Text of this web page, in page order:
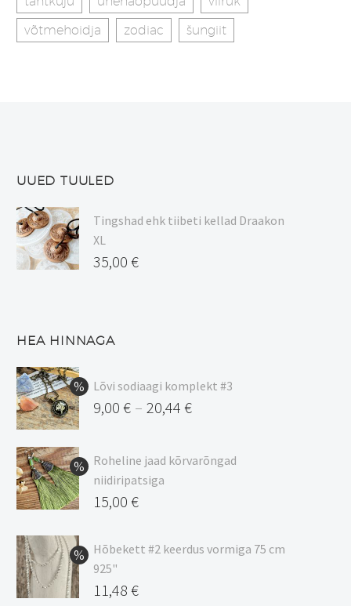
võtmehoidja
zodiac šungiit
UUED TUULED
Tingshad ehk tiibeti kellad Draakon
XL
35,00 €
HEA HINNAGA
Lõvi sodiaagi komplekt #3
9,00 € – 20,44 €
9,00 €
kuni
20,44 €
Roheline jaad kõrvarõngad
niidiripatsiga
Algne
oli:
17,00 €.
15,00 €
hind
on:
15,00 €.
Hõbekett #2 keerdus vormiga 75 cm
925"
Algne
11,48 €